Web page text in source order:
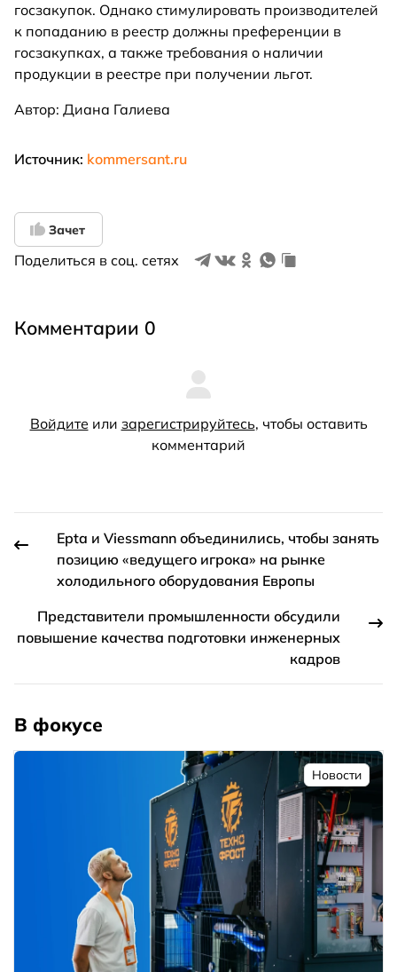
госзакупок. Однако стимулировать производителей
к попаданию в реестр должны преференции в
госзакупках, а также требования о наличии
продукции в реестре при получении льгот.
Автор: Диана Галиева
Источник: kommersant.ru
Зачет
Поделиться в соц. сетях
Комментарии 0
Войдите или зарегистрируйтесь, чтобы оставить
комментарий
Epta и Viessmann объединились, чтобы занять
позицию «ведущего игрока» на рынке
холодильного оборудования Европы
Представители промышленности обсудили
повышение качества подготовки инженерных
кадров
В фокусе
Новости